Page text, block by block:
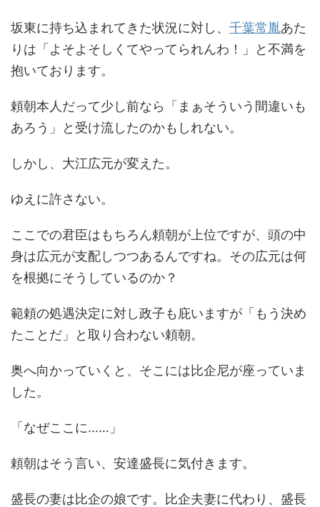
坂東に持ち込まれてきた状況に対し、 千葉常胤あた
りは「よそよそしくてやってられんわ！」と不満を
抱いております。
頼朝本人だって少し前なら「まぁそういう間違いも
あろう」と受け流したのかもしれない。
しかし、大江広元が変えた。
ゆえに許さない。
ここでの君臣はもちろん頼朝が上位ですが、頭の中
身は広元が支配しつつあるんですね。その広元は何
を根拠にそうしているのか？
範頼の処遇決定に対し政子も庇いますが「もう決め
たことだ」と取り合わない頼朝。
奥へ向かっていくと、そこには比企尼が座っていま
した。
「なぜここに……」
頼朝はそう言い、安達盛長に気付きます。
盛長の妻は比企の娘です。比企夫妻に代わり、盛長